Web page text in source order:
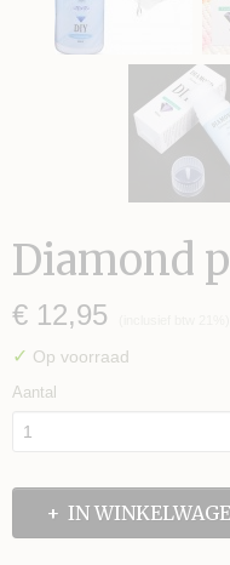
Diamond
€ 12,95
✓ Op voorraad
Aantal
IN